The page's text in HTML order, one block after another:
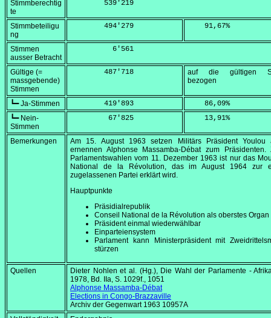
Stimmberechtig
te
        539'219
Stimmbeteiligu
ng
        494'279
    91,67
%
Stimmen
ausser Betracht
          6'561
Gültige (=
massgebende)
Stimmen
        487'718
auf die gültigen
bezogen
┗━ Ja-Stimmen
        419'893
    86,09
%
┗━ Nein-
Stimmen
         67'825
    13,91
%
Bemerkungen Am 15. August 1963 setzen Militärs Präsident Youlou
ernennen Alphonse Massamba-Débat zum
Parlamentswahlen vom 11. Dezember 1963 ist nur das
National de la Révolution, das imAugust 1964 zur
zugelassenen Partei erklärt wird.
Hauptpunkte
Präsidialrepublik
Conseil National de la Révolution als oberstes Organ
Präsident einmal wiederwählbar
Einparteiensystem
Parlament kann Ministerpräsident mit
stürzen
Quellen
Dieter Nohlen et al. (Hg.), Die Wahl der Parlamente -
1978, Bd. IIa, S. 1029f., 1051
Alphonse Massamba-Débat
Elections in Congo-Brazzaville
Archiv der Gegenwart 1963 10957A